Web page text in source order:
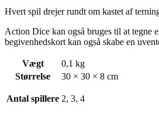
Hvert spil drejer rundt om kastet af
Action Dice kan også bruges til at tegne
begivenhedskort kan også skabe en
Vægt
0,1 kg
Størrelse
30 × 30 × 8 cm
Antal spillere 2, 3, 4